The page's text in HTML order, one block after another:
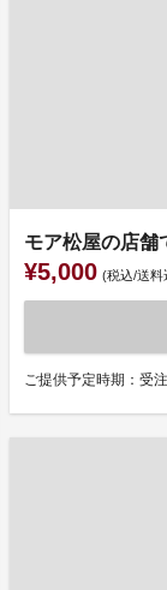
モア松屋の店舗
¥5,000 (税込/送料
ご提供予定時期：受